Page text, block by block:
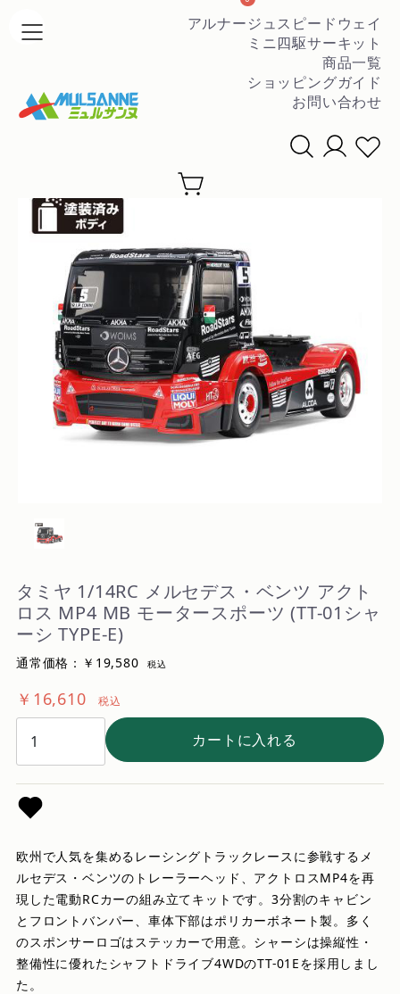
アルナージュスピードウェイ
ミニ四駆サーキット
商品一覧
ショッピングガイド
お問い合わせ
条件を絞って商品を探す ▼
タミヤ 1/14RC メルセデス・ベンツ アクト
ロス MP4 MB モータースポーツ (TT-01シャ
ーシ TYPE-E)
通常価格：￥19,580 税込
￥16,610 税込
カートに入れる
欧州で人気を集めるレーシングトラックレースに参戦するメ
ルセデス・ベンツのトレーラーヘッド、アクトロスMP4を再
現した電動RCカーの組み立てキットです。3分割のキャビン
とフロントバンパー、車体下部はポリカーボネート製。多く
のスポンサーロゴはステッカーで用意。シャーシは操縦性・
整備性に優れたシャフトドライブ4WDのTT-01Eを採用しまし
た。